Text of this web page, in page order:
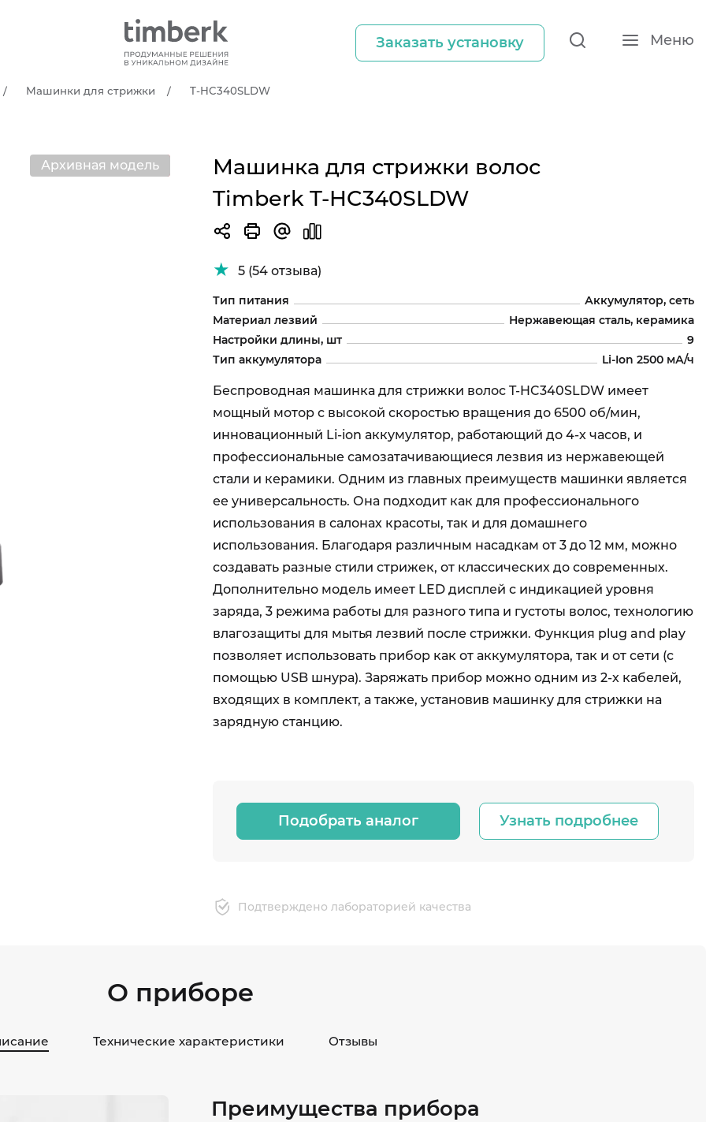
Заказать установку Меню
Машинки для стрижки T-HC340SLDW
Новинка!
Архивная модель
Машинка для стрижки волос
Timberk T-HC340SLDW
5 (54 отзыва)
Тип питания
Аккумулятор, сеть
Материал лезвий
Нержавеющая сталь, керамика
Настройки длины, шт
9
Тип аккумулятора
Li-Ion 2500 мА/ч
Беспроводная машинка для стрижки волос T-HC340SLDW имеет
мощный мотор с высокой скоростью вращения до 6500 об/мин,
инновационный Li-ion аккумулятор, работающий до 4-х часов, и
профессиональные самозатачивающиеся лезвия из нержавеющей
стали и керамики. Одним из главных преимуществ машинки является
ее универсальность. Она подходит как для профессионального
использования в салонах красоты, так и для домашнего
использования. Благодаря различным насадкам от 3 до 12 мм, можно
создавать разные стили стрижек, от классических до современных.
Дополнительно модель имеет LED дисплей с индикацией уровня
заряда, 3 режима работы для разного типа и густоты волос, технологию
влагозащиты для мытья лезвий после стрижки. Функция plug and play
позволяет использовать прибор как от аккумулятора, так и от сети (с
помощью USB шнура). Заряжать прибор можно одним из 2-х кабелей,
входящих в комплект, а также, установив машинку для стрижки на
зарядную станцию.
Подобрать аналог Узнать подробнее
Подтверждено лабораторией качества
О приборе
Технические характеристики Отзывы
Преимущества прибора